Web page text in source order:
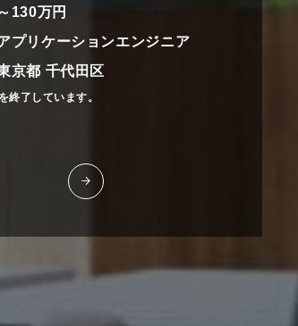
～130万円
プリケーションエンジニア
京都 千代田区
終了しています。